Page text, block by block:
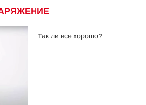
Так ли все хорошо?